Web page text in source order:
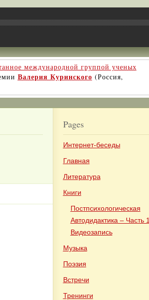
международной группой ученых
Валерия Куринского (Россия,
Pages
Интернет-беседы
Главная
Литература
Книги
Постпсихологическая
Автодидактика – Часть 1.
Видеозапись
Музыка
Поэзия
Встречи
Тренинги